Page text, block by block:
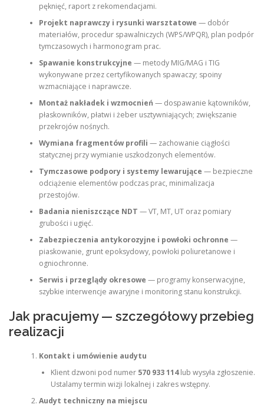
pęknięć, raport z rekomendacjami.
Projekt naprawczy i rysunki warsztatowe — dobór
materiałów, procedur spawalniczych (WPS/WPQR), plan podpór
tymczasowych i harmonogram prac.
Spawanie konstrukcyjne — metody MIG/MAG i TIG
wykonywane przez certyfikowanych spawaczy; spoiny
wzmacniające i naprawcze.
Montaż nakładek i wzmocnień — dospawanie kątowników,
płaskowników, płatwi i żeber usztywniających; zwiększanie
przekrojów nośnych.
Wymiana fragmentów profili — zachowanie ciągłości
statycznej przy wymianie uszkodzonych elementów.
Tymczasowe podpory i systemy lewarujące — bezpieczne
odciążenie elementów podczas prac, minimalizacja
przestojów.
Badania nieniszczące NDT — VT, MT, UT oraz pomiary
grubości i ugięć.
Zabezpieczenia antykorozyjne i powłoki ochronne —
piaskowanie, grunt epoksydowy, powłoki poliuretanowe i
ogniochronne.
Serwis i przeglądy okresowe — programy konserwacyjne,
szybkie interwencje awaryjne i monitoring stanu konstrukcji.
Jak pracujemy — szczegółowy przebieg
realizacji
Kontakt i umówienie audytu
Klient dzwoni pod numer 570 933 114lub wysyła zgłoszenie.
Ustalamy termin wizji lokalnej i zakres wstępny.
Audyt techniczny na miejscu